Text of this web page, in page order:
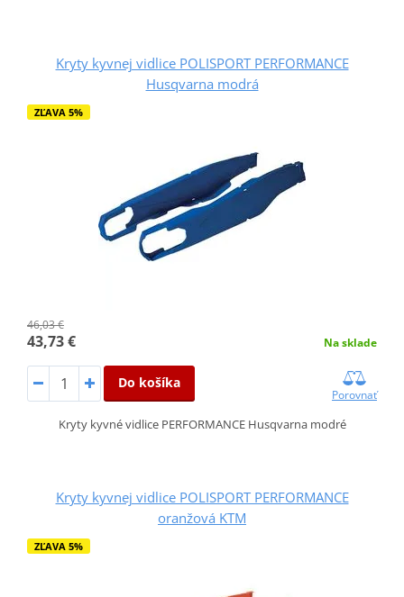
Kryty kyvnej vidlice POLISPORT PERFORMANCE
Husqvarna modrá
ZĽAVA 5%
46,03 €
43,73 € Na sklade
Do košíka
Porovnať
Kryty kyvné vidlice PERFORMANCE Husqvarna modré
Kryty kyvnej vidlice POLISPORT PERFORMANCE
oranžová KTM
ZĽAVA 5%